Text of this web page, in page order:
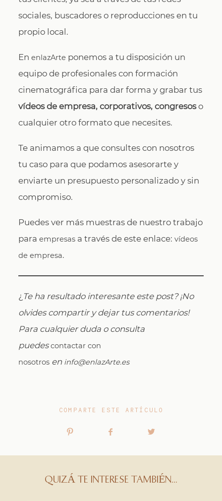
sociales, buscadores o reproducciones en tu
propio local.
EnenlazArte ponemos a tu disposición un
equipo de profesionales con formación
cinematográfica para dar forma y grabar tus
vídeos de empresa, corporativos, congresoso
cualquier otro formato que necesites.
Te animamos a que consultes con nosotros
tu caso para que podamos asesorarte y
enviarte un presupuesto personalizado y sin
compromiso.
Puedes ver más muestras de nuestro trabajo
paraempresas a través de este enlace:vídeos
de empresa.
¿ Te ha resultado interesante este post? ¡No
olvides compartir y dejar tus comentarios!
Para cualquier duda o consulta
puedescontactar con
nosotros en info@enlazArte.es
COMPARTE ESTE ARTÍCULO
QUIZÁ TE INTERESE TAMBIÉN...